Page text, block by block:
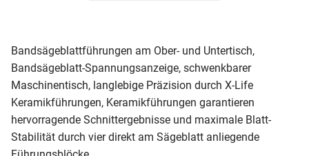
Bandsägeblattführungen am Ober- und Untertisch,
Bandsägeblatt-Spannungs­anzeige, schwenkbarer
Maschinentisch, langlebige Präzision durch X-Life
Keramikführungen, Keramikführungen garantieren
hervorragende Schnittergebnisse und maximale Blatt-
Stabilität durch vier direkt am Sägeblatt anliegende